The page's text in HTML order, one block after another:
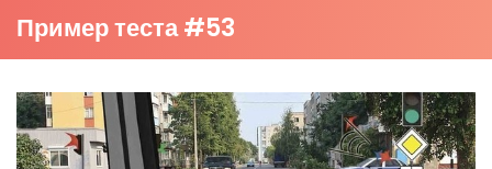
Пример теста #53